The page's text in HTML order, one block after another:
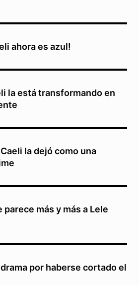
ahora es azul!
la está transformando en
la dejó como una
parece más y más a Lele
por haberse cortado el